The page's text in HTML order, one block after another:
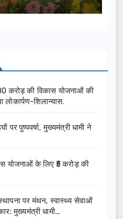
करोड़ की विकास योजनाओं की
लोकार्पण-शिलान्यास.
पर पुष्पवर्षा, मुख्यमंत्री धामी ने
योजनाओं के लिए ₹5 करोड़ की
पर मंथन, स्वास्थ्य सेवाओं
मुख्यमंत्री धामी…